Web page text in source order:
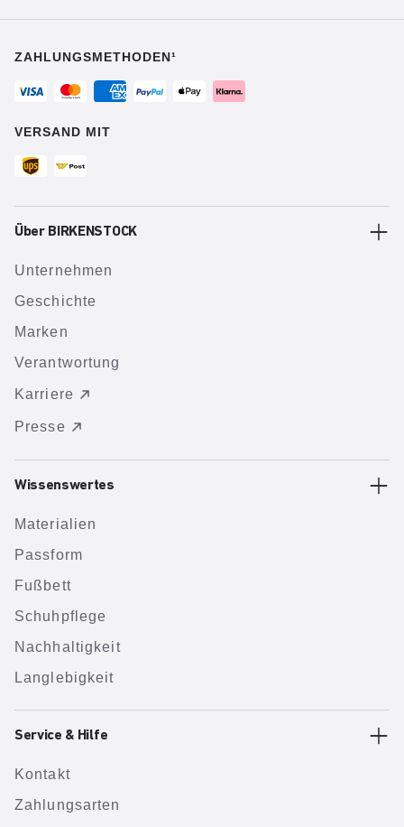
ZAHLUNGSMETHODEN¹
VERSAND MIT
Über BIRKENSTOCK
Unternehmen
Geschichte
Marken
Verantwortung
Karriere
Presse
Wissenswertes
Materialien
Passform
Fußbett
Schuhpflege
Nachhaltigkeit
Langlebigkeit
Service & Hilfe
Kontakt
Zahlungsarten